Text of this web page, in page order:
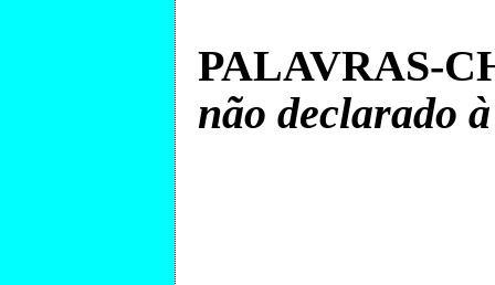
PALAVRAS-
não declarado